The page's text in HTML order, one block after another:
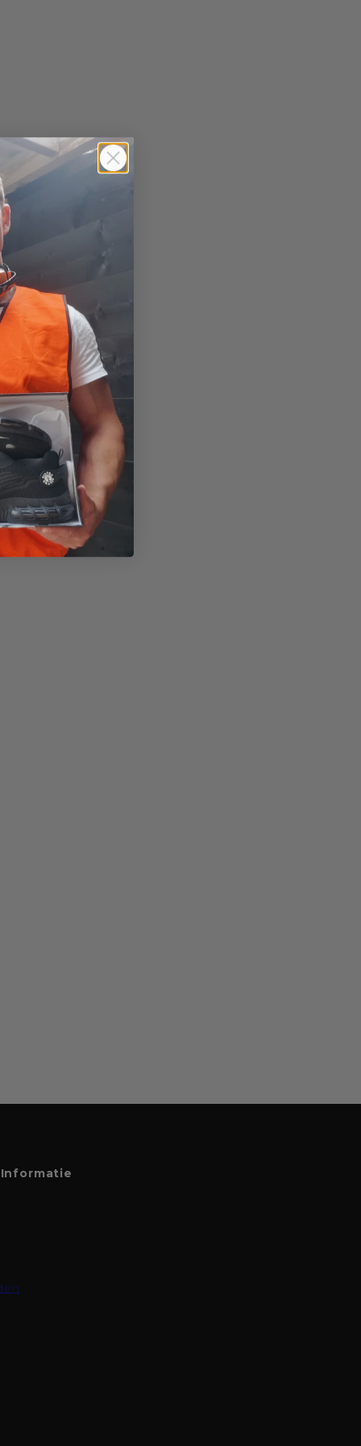
Informatie